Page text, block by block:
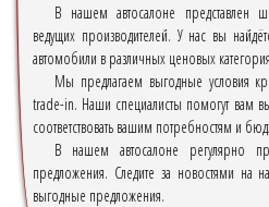
В нашем автосалоне представлен
ведущих производителей. У нас вы
автомобили в различных ценовых
Мы предлагаем выгодные условия
trade-in. Наши специалисты помогут вам
соответствовать вашим потребностям и
В нашем автосалоне регулярно
предложения. Следите за новостями на
выгодные предложения.